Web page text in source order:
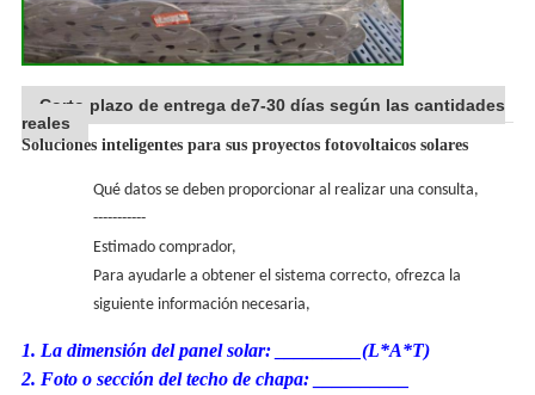
Corto plazo de entrega de7-30 días según las cantidades
reales
Soluciones inteligentes para sus proyectos fotovoltaicos solares
Qué datos se deben proporcionar al realizar una consulta,
-----------
Estimado comprador,
Para ayudarle a obtener el sistema correcto, ofrezca la
siguiente información necesaria,
1. La dimensión del panel solar: _________(L*A*T)
2. Foto o sección del techo de chapa: __________